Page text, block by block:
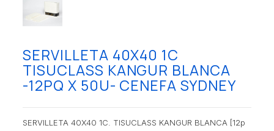
SERVILLETA 40X40 1C
TISUCLASS KANGUR BLANCA
-12PQ X 50U- CENEFA SYDNEY
SERVILLETA 40X40 1C. TISUCLASS KANGUR BLANCA [12p